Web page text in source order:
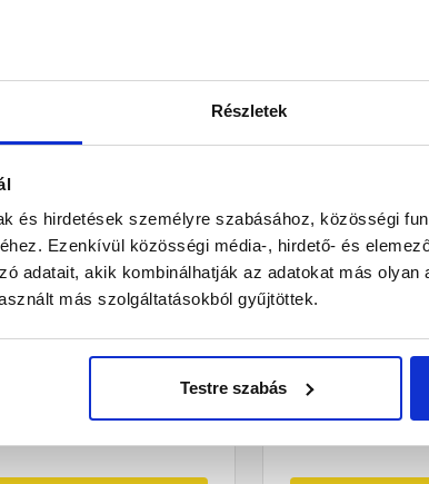
Részletek
és hirdetések személyre szabásához, közösségi
Ezenkívül közösségi média-, hirdető- és
adatait, akik kombinálhatják az adatokat más
más szolgáltatásokból gyűjtöttek.
Testre szabás
Planoton 9
FusionProtect
/ db
Bramac Tegalit
alapcserép
Raktáron
919 Ft/ db